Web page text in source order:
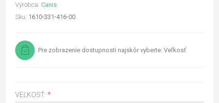
Výrobca: Canis
Sku: 1610-331-416-00
Pre zobrazenie dostupnosti najskôr vyberte: Veľkosť
VEĽKOSŤ: *